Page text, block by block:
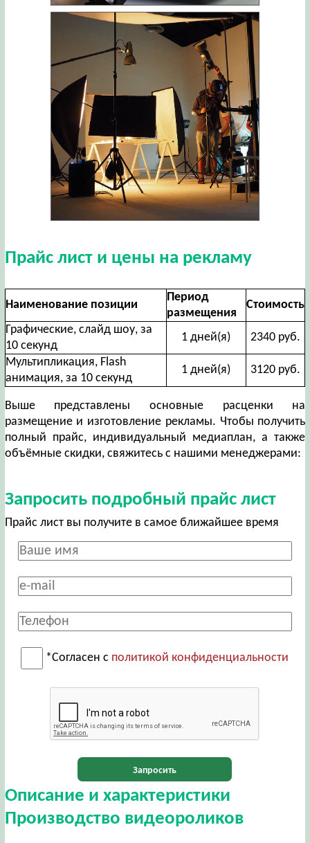
Прайс лист и цены на рекламу
Наименование позиции
Период
размещения
Стоимость
Графические, слайд шоу, за
10 секунд
1 дней(я)
2340 руб.
Мультипликация, Flash
анимация, за 10 секунд
1 дней(я) 3120 руб.
Выше представлены основные расценки на
размещение и изготовление рекламы. Чтобы получить
полный прайс, индивидуальный медиаплан, а также
объёмные скидки, свяжитесь с нашими менеджерами:
Запросить подробный прайс лист
Прайс лист вы получите в самое ближайшее время
*Согласен с политикой конфиденциальности
Запросить
Описание и характеристики
Производство видеороликов